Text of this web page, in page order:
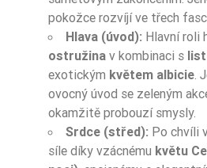
pokožce rozvíjí ve třech
Hlava (úvod): Hlavní roli
ostružina v kombinaci s
exotickým květem albicie .
ovocný úvod se zeleným
okamžitě probouzí smysly.
Srdce (střed): Po chvíli
síle díky vzácnému květu